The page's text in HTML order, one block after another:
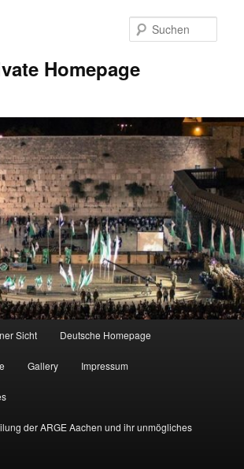
Homepage
Sicht Deutsche Homepage
Gallery Impressum
der ARGE Aachen und ihr unmögliches